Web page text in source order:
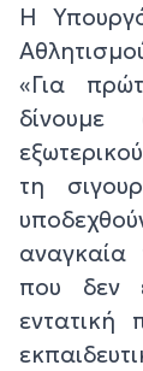
Η
«Για
τη
που δεν